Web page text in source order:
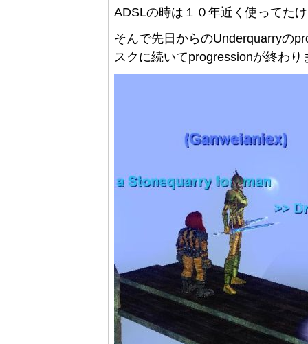
ADSLの時は１０年近く使ってた
そんで先日からのUnderquarryの
スクに続いてprogressionが終わり